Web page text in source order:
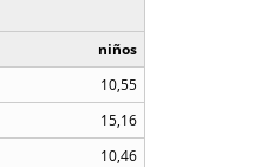
niños
10,55
15,16
10,46